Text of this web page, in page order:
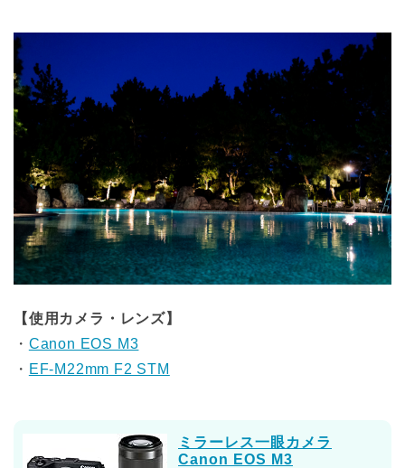
【使用カメラ・レンズ】
・ Canon EOS M3
・ EF-M22mm F2 STM
ミラーレス一眼カメラ
Canon EOS M3